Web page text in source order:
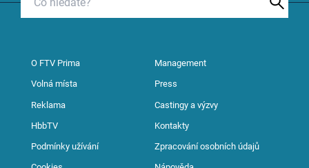
O FTV Prima Management
Volná místa Press
Reklama Castingy a výzvy
HbbTV Kontakty
Podmínky užívání Zpracování osobních údajů